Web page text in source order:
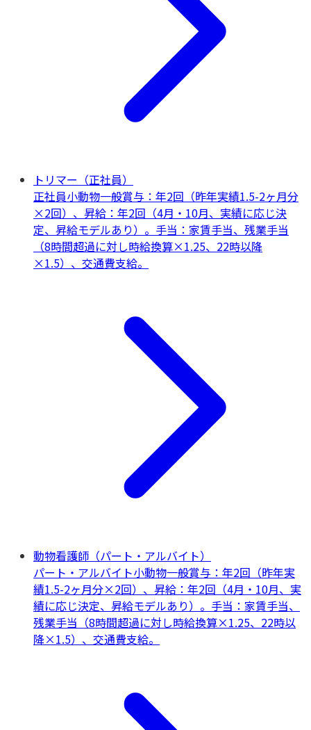
トリマー（正社員）
正社員小動物一般賞与：年2回（昨年実績1.5-2ヶ月分
×2回）、昇給：年2回（4月・10月、実績に応じ決
定、昇給モデルあり）。手当：家賃手当、残業手当
（8時間超過に対し時給換算×1.25、22時以降
×1.5）、交通費支給。
動物看護師（パート・アルバイト）
パート・アルバイト小動物一般賞与：年2回（昨年実
績1.5-2ヶ月分×2回）、昇給：年2回（4月・10月、実
績に応じ決定、昇給モデルあり）。手当：家賃手当、
残業手当（8時間超過に対し時給換算×1.25、22時以
降×1.5）、交通費支給。